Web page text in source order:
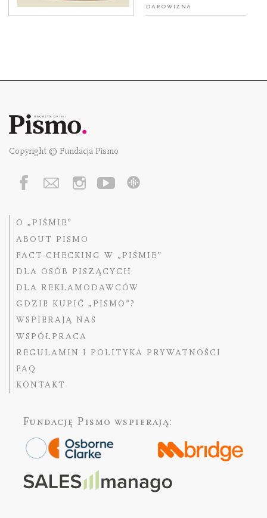
Darowizna
Copyright © Fundacja Pismo
O „PIŚMIE”
ABOUT PISMO
FACT-CHECKING W „PIŚMIE”
DLA OSÓB PISZĄCYCH
DLA REKLAMODAWCÓW
GDZIE KUPIĆ „PISMO”?
WSPIERAJĄ NAS
WSPÓŁPRACA
REGULAMIN I POLITYKA PRYWATNOŚCI
FAQ
KONTAKT
Fundację Pismo wspierają: